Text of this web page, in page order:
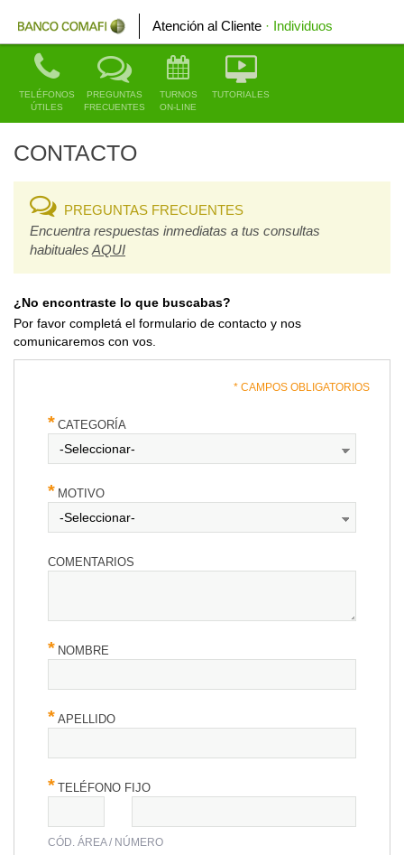
Atención al Cliente · Individuos
TELÉFONOS
ÚTILES
PREGUNTAS
FRECUENTES
TURNOS
ON-LINE
TUTORIALES
CONTACTO
PREGUNTAS FRECUENTES
Encuentra respuestas inmediatas a tus consultas
habituales AQUI
¿No encontraste lo que buscabas?
Por favor completá el formulario de contacto y nos
comunicaremos con vos.
* CAMPOS OBLIGATORIOS
CATEGORÍA
MOTIVO
COMENTARIOS
NOMBRE
APELLIDO
TELÉFONO FIJO
CÓD. ÁREA / NÚMERO